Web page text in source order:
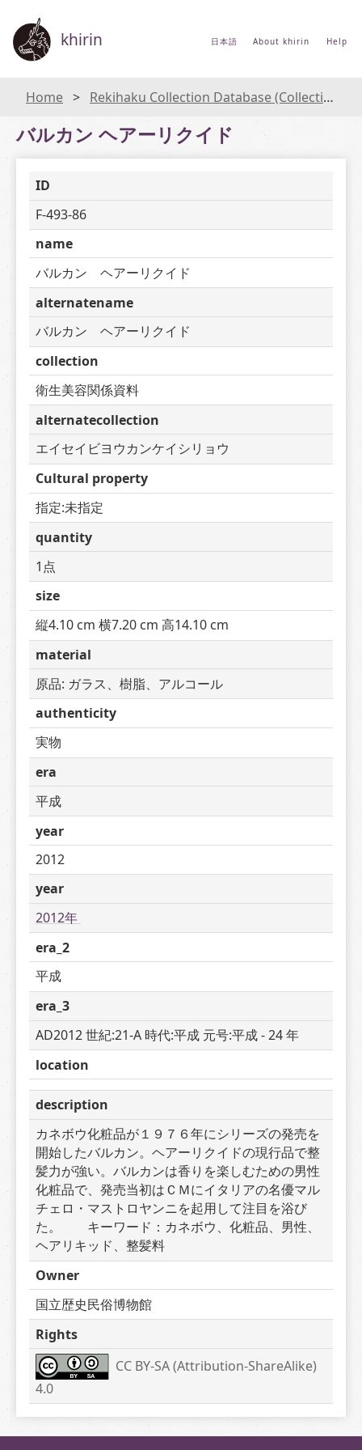
khirin 日本語 About khirin Help
Home Rekihaku Collection Database (Collections Database of the National Museum of Japanese History)
バルカン ヘアーリクイド
ID
F-493-86
name
バルカン　ヘアーリクイド
alternatename
バルカン　ヘアーリクイド
collection
衛生美容関係資料
alternatecollection
エイセイビヨウカンケイシリョウ
Cultural property
指定:未指定
quantity
1点
size
縦4.10 cm 横7.20 cm 高14.10 cm
material
原品: ガラス、樹脂、アルコール
authenticity
実物
era
平成
year
2012
year
2012年
era_2
平成
era_3
AD2012 世紀:21-A 時代:平成 元号:平成 - 24 年
location
description
カネボウ化粧品が１９７６年にシリーズの発売を
開始したバルカン。ヘアーリクイドの現行品で整
髪力が強い。バルカンは香りを楽しむための男性
化粧品で、発売当初はＣＭにイタリアの名優マル
チェロ・マストロヤンニを起用して注目を浴び
た。　　キーワード：カネボウ、化粧品、男性、
ヘアリキッド、整髪料
Owner
国立歴史民俗博物館
Rights
CC BY-SA (Attribution-ShareAlike)
4.0